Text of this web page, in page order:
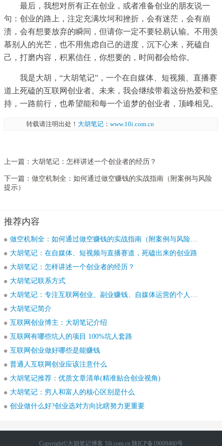
最后，我想对所有正在创业，或者准备创业的朋友说一
句：创业的路上，注定充满坎坷和挫折，会有迷茫，会有崩
溃，会有想要放弃的瞬间，但请你一定不要轻易认输。不用羡
慕别人的光芒，也不用焦虑自己的进度，沉下心来，死磕自
己，打磨内容，积累信任，你想要的，时间都会给你。
我是大胡，“大胡笔记”，一个在自媒体、短视频、直播赛
道上死磕的互联网创业者。未来，我会继续带着这份热爱和坚
持，一路前行，也希望能和每一个追梦的创业者，顶峰相见。
转载请注明出处！ 大胡笔记 ： www.10i.com.cn
上一篇： 大胡笔记：怎样讲述一个创业者的经历？
下一篇： 做空机制全：如何通过做空赚钱的实战指南（附案例与风险
提示）
推荐内容
做空机制全：如何通过做空赚钱的实战指南（附案例与风险提示）
大胡笔记：在自媒体、短视频与直播赛道，死磕出来的创业路
大胡笔记：怎样讲述一个创业者的经历？
大胡笔记联系方式
大胡笔记：专注互联网创业、副业赚钱、自媒体运营的个人知识分享 IP
大胡笔记简介
互联网创业博主：大胡笔记介绍
互联网有哪些坑人的项目 100%坑人套路
互联网创业做好哪些是能赚钱
普通人互联网创业应该注意什么
大胡笔记推荐：优质文章清单(精准贴合创业视角)
大胡笔记：穷人和富人的核心区别是什么
创业做什么好?创业选对方向比瞎努力更重要
Copyright©大胡笔记博客 10i.com.cn 陕ICP备19009460号